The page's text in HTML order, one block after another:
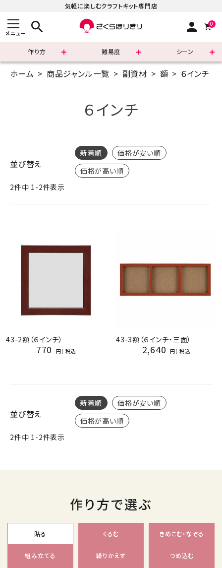
気軽に楽しむクラフトキット専門店
メニュー search person 0
作り方 難易度 シーン
まずはこちら
レビューを見る
デイサービス／
最新のチラシはこちら
person 会員登録
ホーム 商品ジャンル一覧 副資材 額 ６インチ
６インチ
並び替え
新着順
価格が安い順
価格が高い順
2件中 1-2件表示
43-2額（６インチ）
770 税込
43-3額（６インチ・三面）
2,640 税込
並び替え
新着順
価格が安い順
価格が高い順
2件中 1-2件表示
作り方で選ぶ
貼る くるむ きめこむ・なぞる
組み立てる 繰りかえす つめ込む